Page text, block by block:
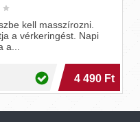
kell masszírozni.
a vérkeringést. Napi
a...
4 490 Ft